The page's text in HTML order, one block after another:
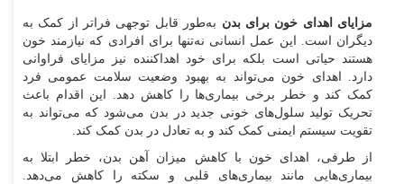
مزایای اهدای خون برای بدن به‌طور قابل توجهی فراتر از کمک به
دیگران است. این عمل انسانی نه‌تنها برای افرادی که نیازمند خون
هستند حیاتی است بلکه برای خود اهداکننده نیز مزایای فراوانی
دارد. اهدای خون می‌تواند به بهبود وضعیت سلامت عمومی فرد
کمک کند و خطر برخی بیماری‌ها را کاهش دهد. این اقدام باعث
تحریک تولید سلول‌های خونی جدید در بدن می‌شود که می‌تواند به
تقویت سیستم ایمنی کمک کند و به تعادل در بدن کمک کند.
از طرفی، اهدای خون با کاهش میزان آهن بدن، خطر ابتلا به
بیماری‌هایی مانند بیماری‌های قلبی و سکته را کاهش می‌دهد.